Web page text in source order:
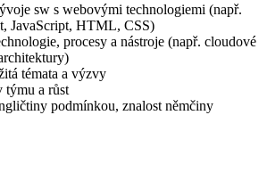
sw s webovými technologiemi (např.
JavaScript, HTML, CSS)
procesy a nástroje (např. cloudové
témata a výzvy
týmu a růst
podmínkou, znalost němčiny